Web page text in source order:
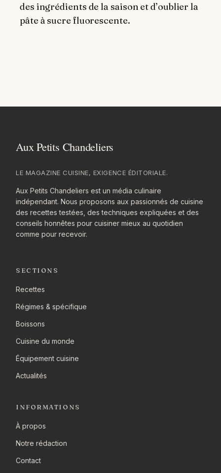
des ingrédients de la saison et d’oublier la
pâte à sucre fluorescente.
LE MAGAZINE CUISINE, EXIGENCE ÉDITORIALE.
Aux Petits Chandeliers est un média culinaire
indépendant. Nous proposons aux passionnés de cuisine
des recettes testées, des techniques expliquées et des
conseils honnêtes pour cuisiner mieux au quotidien
comme pour recevoir.
SECTIONS
Recettes
Régimes & spécifique
Boissons
Cuisine du monde
Équipement cuisine
Actualités
INFORMATIONS
À propos
Notre rédaction
Contact